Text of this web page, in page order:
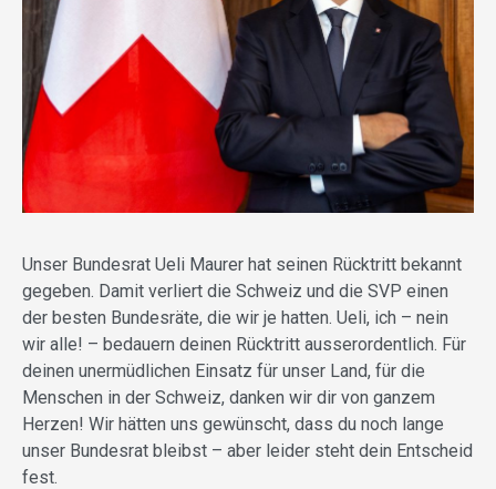
Unser Bundesrat Ueli Maurer hat seinen Rücktritt bekannt
gegeben. Damit verliert die Schweiz und die SVP einen
der besten Bundesräte, die wir je hatten. Ueli, ich – nein
wir alle! – bedauern deinen Rücktritt ausserordentlich. Für
deinen unermüdlichen Einsatz für unser Land, für die
Menschen in der Schweiz, danken wir dir von ganzem
Herzen! Wir hätten uns gewünscht, dass du noch lange
unser Bundesrat bleibst – aber leider steht dein Entscheid
fest.